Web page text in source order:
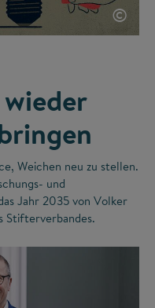
©
Weichen neu zu stellen.
und
Jahr 2035 von Volker
Stifterverbandes.